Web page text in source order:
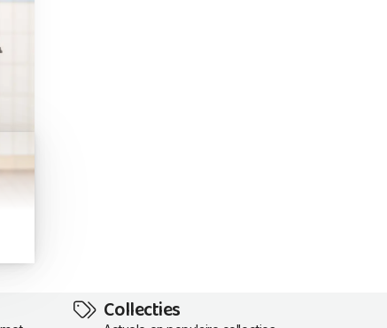
Collecties